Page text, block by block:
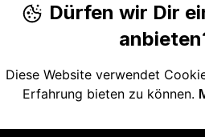
für deinen
- für deinen
ist dieses Mitbringsel
Dürfen wir Dir
Diese Website verwendet
Erfahrung bieten zu können.